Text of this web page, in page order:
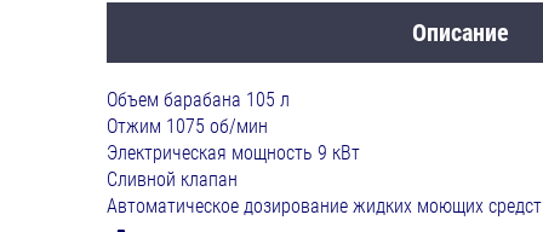
Описание
Объем барабана 105 л
Отжим 1075 об/мин
Электрическая мощность 9 кВт
Сливной клапан
Автоматическое дозирование жидких моющих